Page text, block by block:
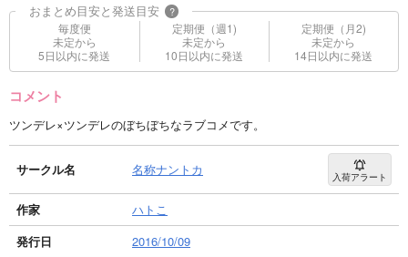
おまとめ目安と発送目安 ?
毎度便
未定から
5日以内に発送
定期便（週1)
未定から
10日以内に発送
定期便（月2)
未定から
14日以内に発送
コメント
ツンデレ×ツンデレのぼちぼちなラブコメです。
サークル名 名称ナントカ 入荷アラート
作家
ハトこ
発行日
2016/10/09